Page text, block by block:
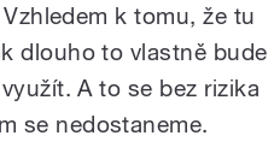
k tomu, že tu
dlouho to vlastně bude
A to se bez rizika
se nedostaneme.